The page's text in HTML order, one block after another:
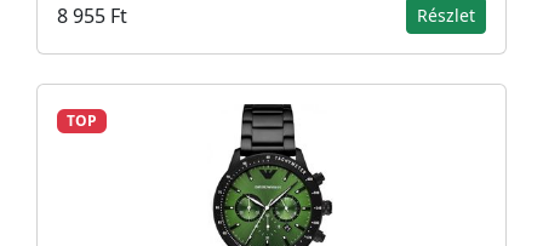
8 955 Ft Részlet
TOP